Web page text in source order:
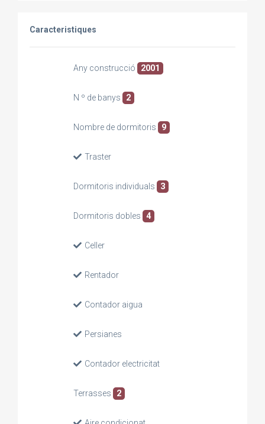
Caracteristiques
Any construcció 2001
N º de banys 2
Nombre de dormitoris 9
Traster
Dormitoris individuals 3
Dormitoris dobles 4
Celler
Rentador
Contador aigua
Persianes
Contador electricitat
Terrasses 2